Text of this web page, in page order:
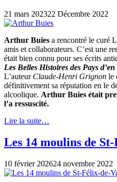
21 mars 202322 Décembre 2022
Arthur Buies a rencontré le curé
amis et collaborateurs. C’est une
était bien connu pour ses écrits
Les Belles Histoires des Pays
L’auteur Claude-Henri Grignon le
définitivement sa réputation en le
alcoolique. Arthur Buies était
l’a ressuscité.
Lire la suite…
Les 14 moulins de
10 février 202624 novembre 2022